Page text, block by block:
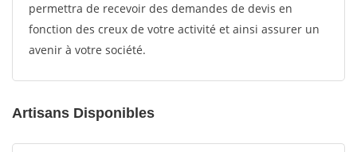
permettra de recevoir des demandes de devis en
fonction des creux de votre activité et ainsi assurer un
avenir à votre société.
Artisans Disponibles